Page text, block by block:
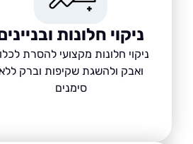
ניקוי חלונות ובניינים
ניקוי חלונות מקצועי להסרת לכלוך
ואבק ולהשגת שקיפות וברק ללא